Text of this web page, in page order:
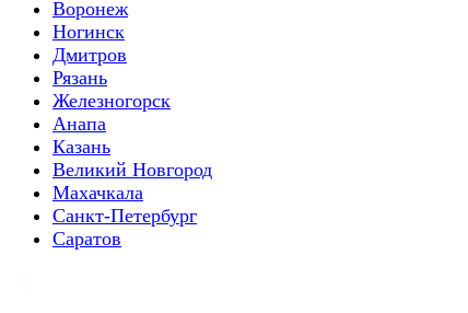
Воронеж
Ногинск
Дмитров
Рязань
Железногорск
Анапа
Казань
Великий Новгород
Махачкала
Санкт-Петербург
Саратов